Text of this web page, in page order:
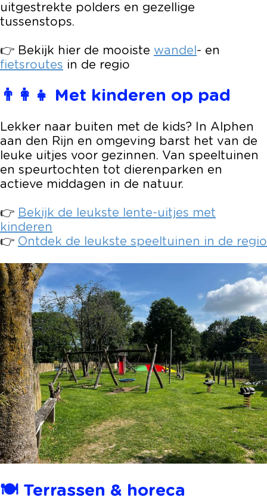
uitgestrekte polders en gezellige
tussenstops.
👉 Bekijk hier de mooiste wandel- en
fietsroutes in de regio
👨‍👩‍👧 Met kinderen op pad
Lekker naar buiten met de kids? In Alphen
aan den Rijn en omgeving barst het van de
leuke uitjes voor gezinnen. Van speeltuinen
en speurtochten tot dierenparken en
actieve middagen in de natuur.
👉 Bekijk de leukste lente-uitjes met
kinderen
👉 Ontdek de leukste speeltuinen in de regio
🍽️ Terrassen & horeca